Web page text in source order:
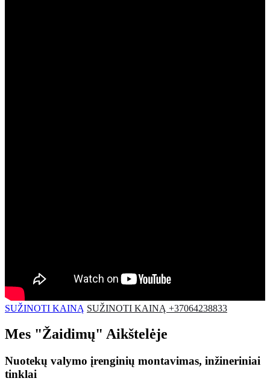
SUŽINOTI KAINĄ SUŽINOTI KAINĄ +37064238833
Mes "Žaidimų" Aikštelėje
Nuotekų valymo įrenginių montavimas, inžineriniai
tinklai